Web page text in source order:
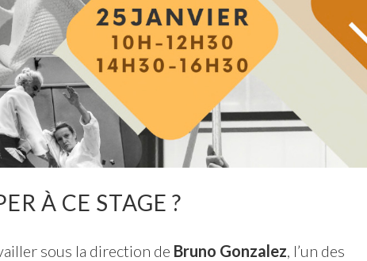
À CE STAGE ?
sous la direction de Bruno Gonzalez , l’un des